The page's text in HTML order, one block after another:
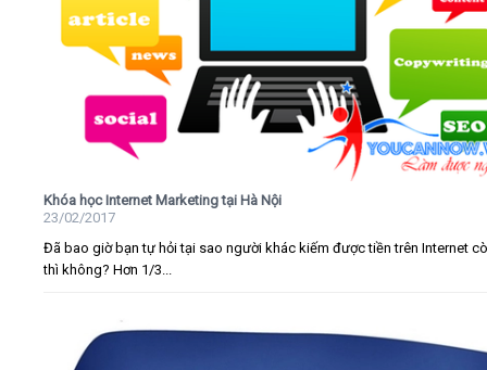
Khóa học Internet Marketing tại Hà Nội
23/02/2017
Đã bao giờ bạn tự hỏi tại sao người khác kiếm được tiền trên Internet
thì không? Hơn 1/3...